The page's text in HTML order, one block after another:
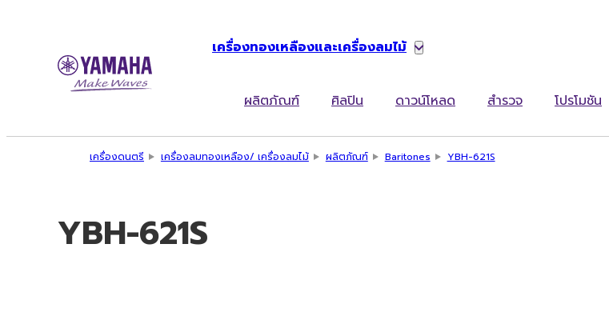
เครื่องทองเหลืองและเครื่องลมไม้
ผลิตภัณฑ์ ศิลปิน ดาวน์โหลด สำรวจ โปรโมชัน
เครื่องดนตรี เครื่องลมทองเหลือง/ เครื่องลมไม้ ผลิตภัณฑ์ Baritones YBH-621S
YBH-621S